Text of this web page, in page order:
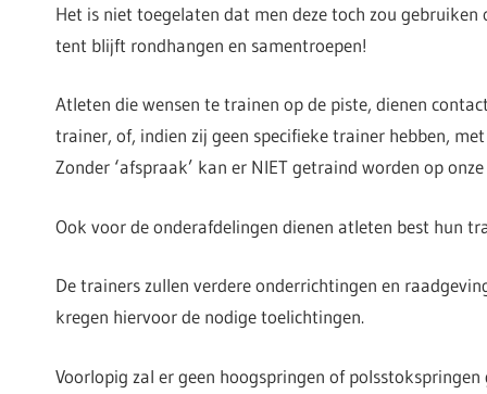
Het is niet toegelaten dat men deze toch zou gebruiken
tent blijft rondhangen en samentroepen!
Atleten die wensen te trainen op de piste, dienen
trainer, of, indien zij geen specifieke trainer hebben,
Zonder ‘afspraak’ kan er NIET getraind worden op
Ook voor de onderafdelingen dienen atleten best hun
De trainers zullen verdere onderrichtingen en
kregen hiervoor de nodige toelichtingen.
Voorlopig zal er geen hoogspringen of